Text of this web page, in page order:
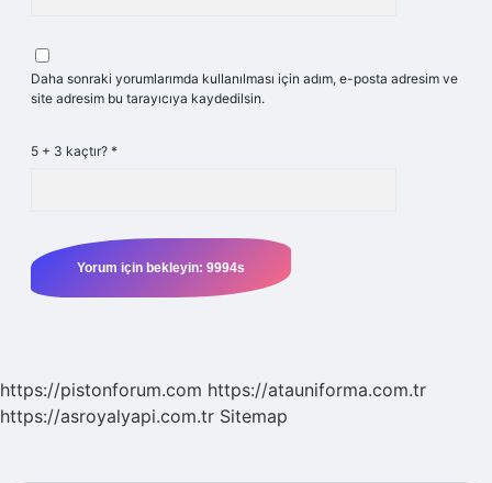
Daha sonraki yorumlarımda kullanılması için adım, e-posta adresim ve
site adresim bu tarayıcıya kaydedilsin.
5 + 3 kaçtır? *
https://pistonforum.com https://atauniforma.com.tr
https://asroyalyapi.com.tr Sitemap